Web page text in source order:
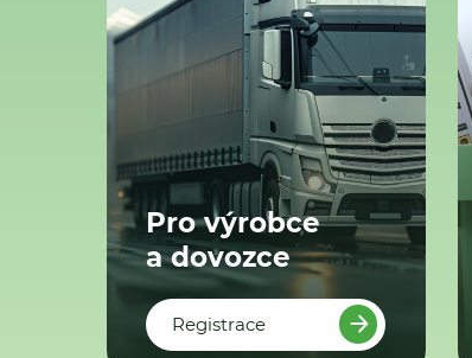
Pro výrobce
a dovozce
Registrace